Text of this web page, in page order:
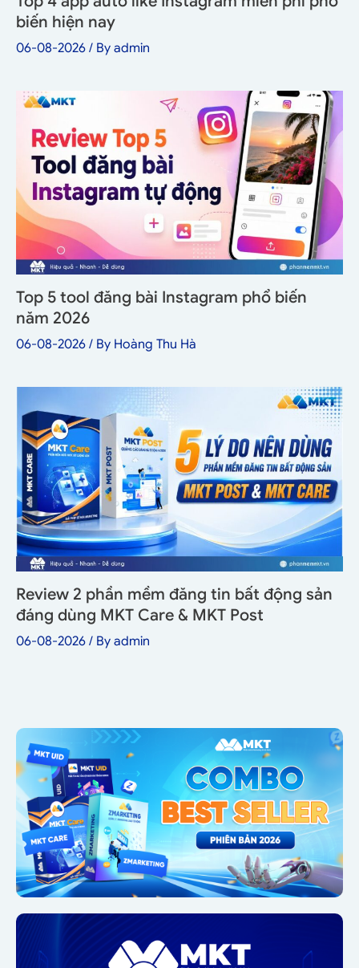
biến hiện nay
06-08-2026 / By admin
Top 5 tool đăng bài Instagram phổ biến
năm 2026
06-08-2026 / By Hoàng Thu Hà
Review 2 phần mềm đăng tin bất động sản
đáng dùng MKT Care & MKT Post
06-08-2026 / By admin